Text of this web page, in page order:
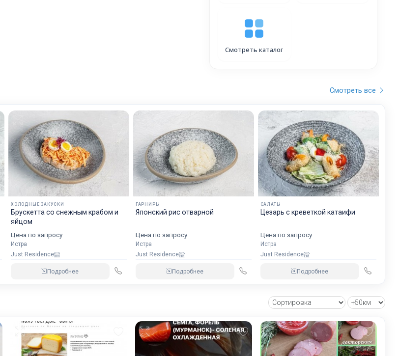
Смотреть каталог
Смотреть все
ХОЛОДНЫЕ ЗАКУСКИ
Брускетта со снежным крабом и
яйцом
Цена по запросу
Истра
Just Residence
Подробнее
ГАРНИРЫ
Японский рис отварной
Цена по запросу
Истра
Just Residence
Подробнее
САЛАТЫ
Цезарь с креветкой катаифи
Цена по запросу
Истра
Just Residence
Подробнее